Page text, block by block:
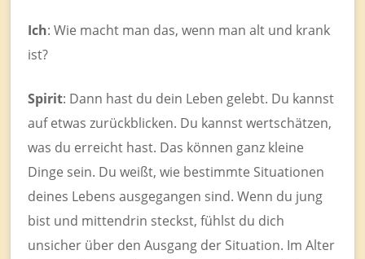
Ich: Wie macht man das, wenn man alt und krank
ist?
Spirit: Dann hast du dein Leben gelebt. Du kannst
auf etwas zurückblicken. Du kannst wertschätzen,
was du erreicht hast. Das können ganz kleine
Dinge sein. Du weißt, wie bestimmte Situationen
deines Lebens ausgegangen sind. Wenn du jung
bist und mittendrin steckst, fühlst du dich
unsicher über den Ausgang der Situation. Im Alter